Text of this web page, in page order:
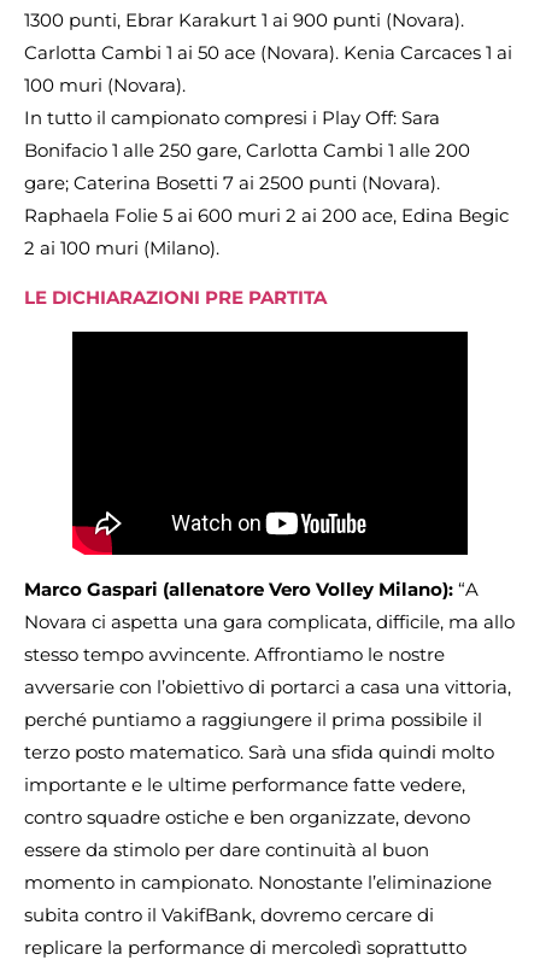
1300 punti, Ebrar Karakurt 1 ai 900 punti (Novara).
Carlotta Cambi 1 ai 50 ace (Novara). Kenia Carcaces 1 ai
100 muri (Novara).
In tutto il campionato compresi i Play Off: Sara
Bonifacio 1 alle 250 gare, Carlotta Cambi 1 alle 200
gare; Caterina Bosetti 7 ai 2500 punti (Novara).
Raphaela Folie 5 ai 600 muri 2 ai 200 ace, Edina Begic
2 ai 100 muri (Milano).
LE DICHIARAZIONI PRE PARTITA
Marco Gaspari (allenatore Vero Volley Milano): “A
Novara ci aspetta una gara complicata, difficile, ma allo
stesso tempo avvincente. Affrontiamo le nostre
avversarie con l’obiettivo di portarci a casa una vittoria,
perché puntiamo a raggiungere il prima possibile il
terzo posto matematico. Sarà una sfida quindi molto
importante e le ultime performance fatte vedere,
contro squadre ostiche e ben organizzate, devono
essere da stimolo per dare continuità al buon
momento in campionato. Nonostante l’eliminazione
subita contro il VakifBank, dovremo cercare di
replicare la performance di mercoledì soprattutto